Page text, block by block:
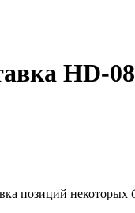
HD-
позиций